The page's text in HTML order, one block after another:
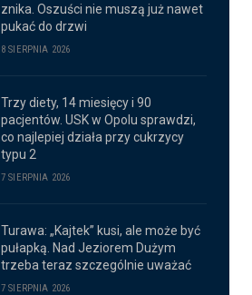
znika. Oszuści nie muszą już nawet
pukać do drzwi
8 SIERPNIA 2026
Trzy diety, 14 miesięcy i 90
pacjentów. USK w Opolu sprawdzi,
co najlepiej działa przy cukrzycy
typu 2
7 SIERPNIA 2026
Turawa: „Kajtek” kusi, ale może być
pułapką. Nad Jeziorem Dużym
trzeba teraz szczególnie uważać
7 SIERPNIA 2026